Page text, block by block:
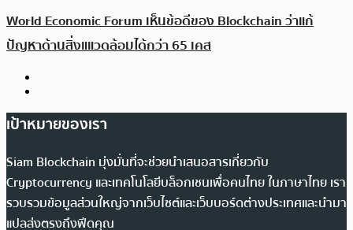
World Economic Forum เห็นข้อดีของ Blockchain ว่าแก้
ปัญหาด้านสิ่งแแวดล้อมได้กว่า 65 เคส
เป้าหมายของเรา
Siam Blockchain มุ่งมั่นที่จะช่วยนำเสนอสารเกี่ยวกับ
Cryptocurrency และเทคโนโลยีบล็อกเชนเพื่อคนไทย ในภาษาไทย เรา
รวบรวมข้อมูลส่วนใหญ่จากเว็บไซต์และเว็บบอร์ดต่างประเทศและนำมา
แปลส่งตรงถึงฟีดคุณ